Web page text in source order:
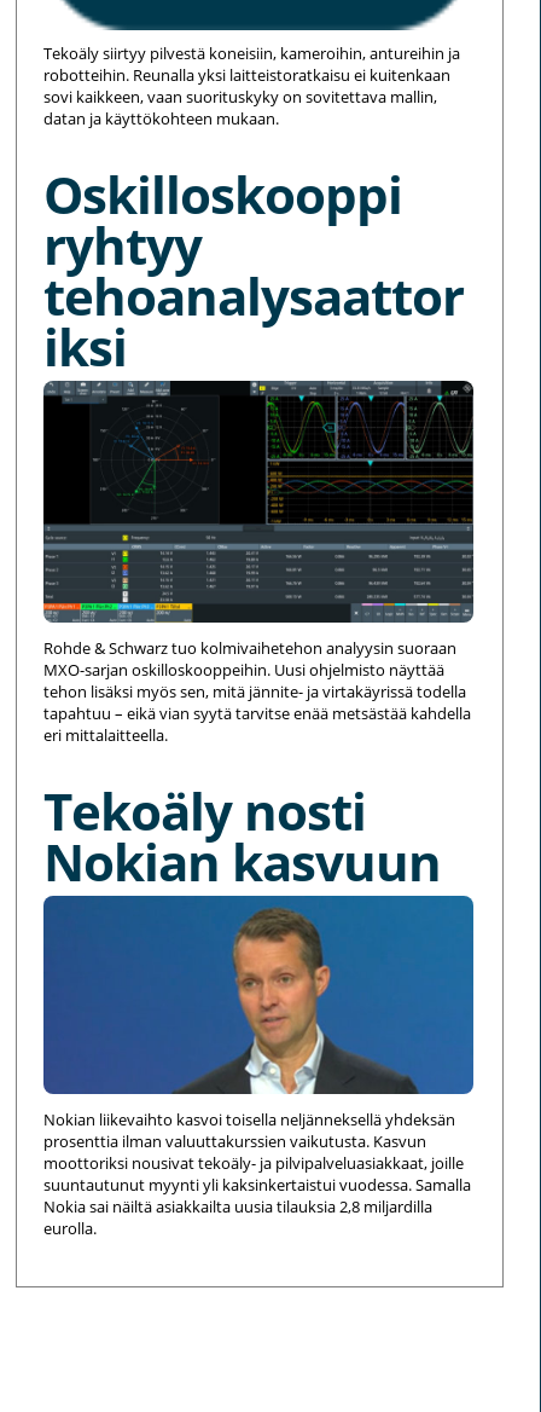
Tekoäly siirtyy pilvestä koneisiin, kameroihin, antureihin ja
robotteihin. Reunalla yksi laitteistoratkaisu ei kuitenkaan
sovi kaikkeen, vaan suorituskyky on sovitettava mallin,
datan ja käyttökohteen mukaan.
Oskilloskooppi
ryhtyy
tehoanalysaattor
iksi
Rohde & Schwarz tuo kolmivaihetehon analyysin suoraan
MXO-sarjan oskilloskooppeihin. Uusi ohjelmisto näyttää
tehon lisäksi myös sen, mitä jännite- ja virtakäyrissä todella
tapahtuu – eikä vian syytä tarvitse enää metsästää kahdella
eri mittalaitteella.
Tekoäly nosti
Nokian kasvuun
Nokian liikevaihto kasvoi toisella neljänneksellä yhdeksän
prosenttia ilman valuuttakurssien vaikutusta. Kasvun
moottoriksi nousivat tekoäly- ja pilvipalveluasiakkaat, joille
suuntautunut myynti yli kaksinkertaistui vuodessa. Samalla
Nokia sai näiltä asiakkailta uusia tilauksia 2,8 miljardilla
eurolla.